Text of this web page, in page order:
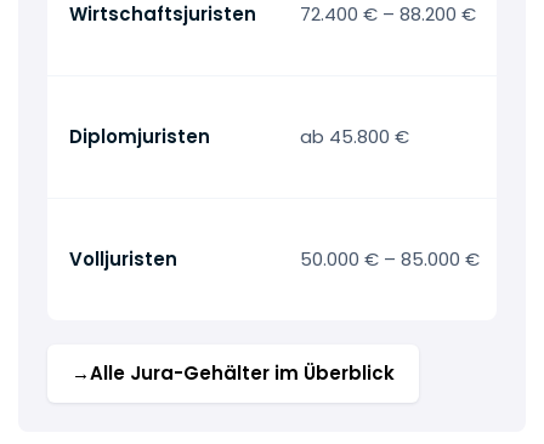
Wirtschaftsjuristen 72.400 € – 88.200 €
Diplomjuristen ab 45.800 €
Volljuristen 50.000 € – 85.000 €
→Alle Jura-Gehälter im Überblick